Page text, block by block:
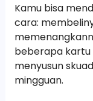
Kamu bisa
cara:
beberapa kartu
menyusun
mingguan.